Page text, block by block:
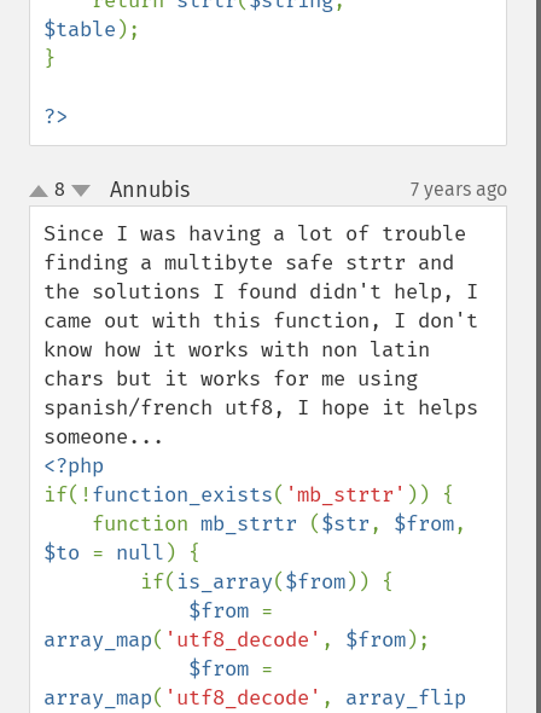
$table );
}
?>
up
down
8 Annubis¶ 7 years ago
Since I was having a lot of trouble
finding a multibyte safe strtr and
the solutions I found didn't help, I
came out with this function, I don't
know how it works with non latin
chars but it works for me using
spanish/french utf8, I hope it helps
if(!function_exists( 'mb_strtr' )) {
    function
mb_strtr ($str, $from
$to = null ) {
        if(
is_array($from)) {
$from
array_map( 'utf8_decode' , $from);
$from
array_map( 'utf8_decode' ,